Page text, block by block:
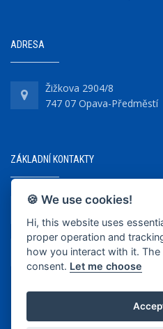
ADRESA
Žižkova 2904/8
747 07 Opava-Předměstí
ZÁKLADNÍ KONTAKTY
+420 737 218 679
info@bkopava.cz
www.bkopava.cz
🍪 We use cookies!
Hi, this website uses
proper operation and
how you interact with it.
consent. Let me choose